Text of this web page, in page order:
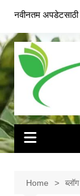
content
नवीनतम
Home ब्लॉग